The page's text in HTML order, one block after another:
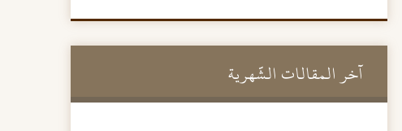
آخر المقالات الشَّهرية